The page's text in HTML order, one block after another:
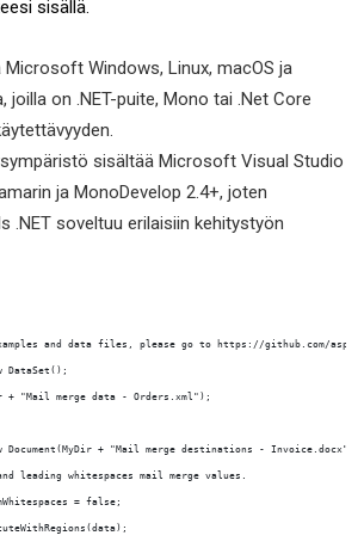
sisällä.
Microsoft Windows, Linux, macOS ja
joilla on .NET-puite, Mono tai .Net Core
sisältää Microsoft Visual Studio
ja MonoDevelop 2.4+, joten
.NET soveltuu erilaisiin kehitystyön